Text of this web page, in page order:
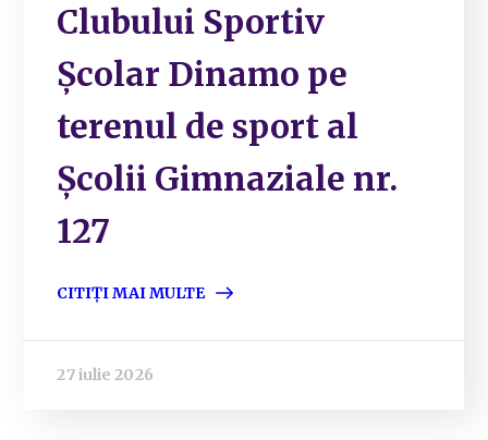
Clubului Sportiv
Școlar Dinamo pe
terenul de sport al
Școlii Gimnaziale nr.
127
CITIȚI MAI MULTE
27 iulie 2026